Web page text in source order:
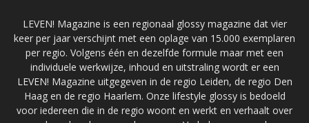
LEVEN! Magazine is een regionaal glossy magazine dat vier
keer per jaar verschijnt met een oplage van 15.000 exemplaren
per regio. Volgens één en dezelfde formule maar met een
individuele werkwijze, inhoud en uitstraling wordt er een
LEVEN! Magazine uitgegeven in de regio Leiden, de regio Den
Haag en de regio Haarlem. Onze lifestyle glossy is bedoeld
voor iedereen die in de regio woont en werkt en verhaalt over